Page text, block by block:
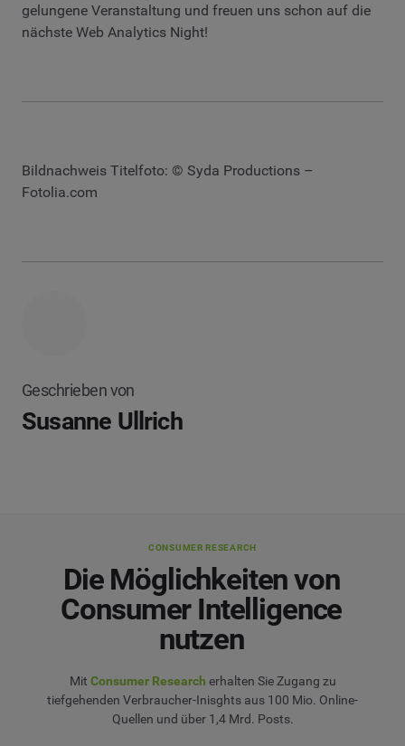
gelungene Veranstaltung und freuen uns schon auf die
nächste Web Analytics Night!
Bildnachweis Titelfoto: © Syda Productions –
Fotolia.com
Geschrieben von
Susanne Ullrich
CONSUMER RESEARCH
Die Möglichkeiten von
Consumer Intelligence
nutzen
Mit Consumer Research erhalten Sie Zugang zu
tiefgehenden Verbraucher-Inisghts aus 100 Mio. Online-
Quellen und über 1,4 Mrd. Posts.